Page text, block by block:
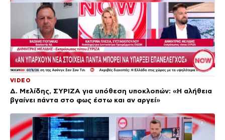
VIDEO
Δ. Μελίδης, ΣΥΡΙΖΑ για υπόθεση υποκλοπών: «Η αλήθεια
βγαίνει πάντα στο φως έστω και αν αργεί»